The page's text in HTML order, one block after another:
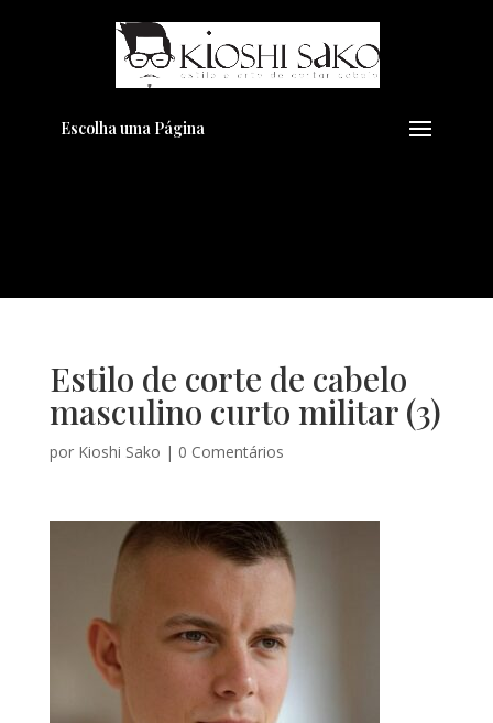
Escolha uma Página
Estilo de corte de cabelo
masculino curto militar (3)
por Kioshi Sako | 0 Comentários
Pensando em transformar seu
Visual??